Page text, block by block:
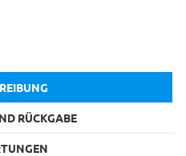
RÜCKGABE